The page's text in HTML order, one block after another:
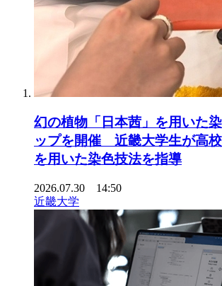
幻の植物「日本茜」を用いた
ップを開催 近畿大学生が高
を用いた染色技法を指導
2026.07.30 14:50
近畿大学